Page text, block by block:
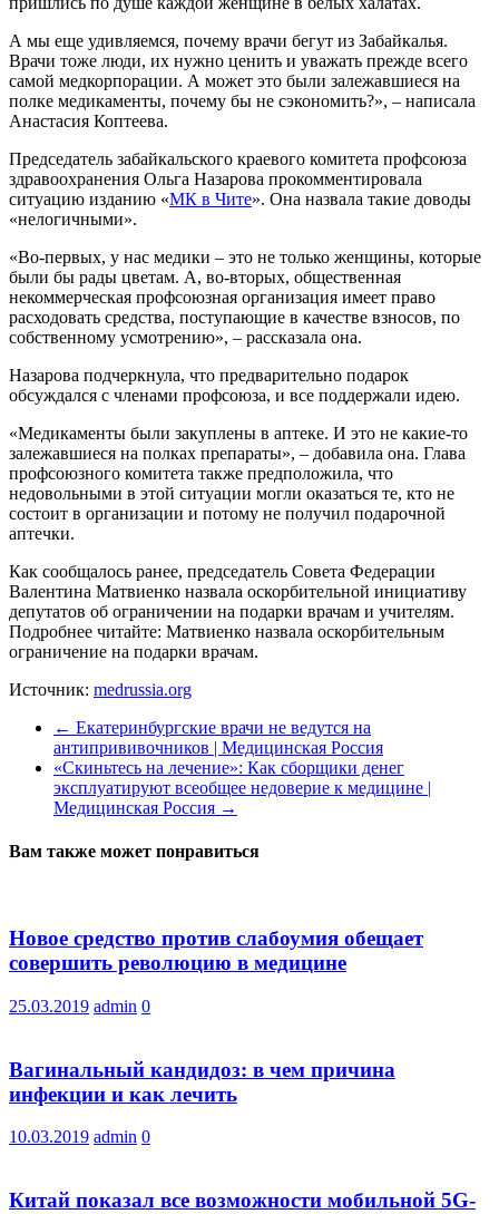
А мы еще удивляемся, почему врачи бегут из Забайкалья.
Врачи тоже люди, их нужно ценить и уважать прежде всего
самой медкорпорации. А может это были залежавшиеся на
полке медикаменты, почему бы не сэкономить?», – написала
Анастасия Коптеева.
Председатель забайкальского краевого комитета профсоюза
здравоохранения Ольга Назарова прокомментировала
ситуацию изданию «МК в Чите». Она назвала такие доводы
«нелогичными».
«Во-первых, у нас медики – это не только женщины, которые
были бы рады цветам. А, во-вторых, общественная
некоммерческая профсоюзная организация имеет право
расходовать средства, поступающие в качестве взносов, по
собственному усмотрению», – рассказала она.
Назарова подчеркнула, что предварительно подарок
обсуждался с членами профсоюза, и все поддержали идею.
«Медикаменты были закуплены в аптеке. И это не какие-то
залежавшиеся на полках препараты», – добавила она. Глава
профсоюзного комитета также предположила, что
недовольными в этой ситуации могли оказаться те, кто не
состоит в организации и потому не получил подарочной
аптечки.
Как сообщалось ранее, председатель Совета Федерации
Валентина Матвиенко назвала оскорбительной инициативу
депутатов об ограничении на подарки врачам и учителям.
Подробнее читайте: Матвиенко назвала оскорбительным
ограничение на подарки врачам.
Источник: medrussia.org
← Екатеринбургские врачи не ведутся на
антипрививочников | Медицинская Россия
«Скиньтесь на лечение»: Как сборщики денег
эксплуатируют всеобщее недоверие к медицине |
Медицинская Россия →
Вам также может понравиться
Новое средство против слабоумия обещает
совершить революцию в медицине
25.03.2019 admin 0
Вагинальный кандидоз: в чем причина
инфекции и как лечить
10.03.2019 admin 0
Китай показал все возможности мобильной 5G-